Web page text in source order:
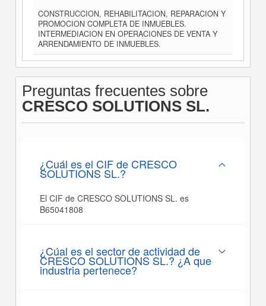
CONSTRUCCION, REHABILITACION, REPARACION Y
PROMOCION COMPLETA DE INMUEBLES.
INTERMEDIACION EN OPERACIONES DE VENTA Y
ARRENDAMIENTO DE INMUEBLES.
Preguntas frecuentes sobre
CRESCO SOLUTIONS SL.
¿Cuál es el CIF de CRESCO
SOLUTIONS SL.?
El CIF de CRESCO SOLUTIONS SL. es
B65041808
¿Cúal es el sector de actividad de
CRESCO SOLUTIONS SL.? ¿A que
industria pertenece?